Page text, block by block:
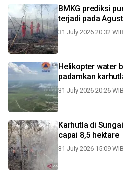
BMKG prediksi
terjadi pada
31 July 2026 20:32 WIB
Helikopter water
padamkan
31 July 2026 20:26 WIB
Karhutla di
capai 8,5 hektare
31 July 2026 15:09 WIB